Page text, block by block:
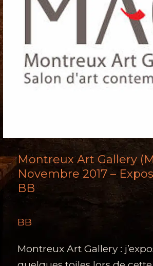
Montreux Art Gallery
Novembre 2017 –
BB
BB
Montreux Art Gallery :